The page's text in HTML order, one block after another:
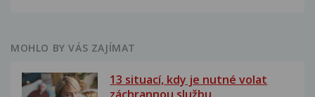
MOHLO BY VÁS ZAJÍMAT
13 situací, kdy je nutné volat